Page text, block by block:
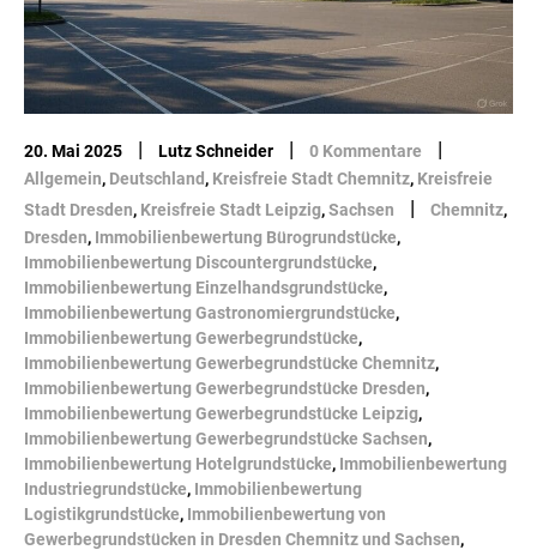
20. Mai 2025 | Lutz Schneider | 0 Kommentare |
Allgemein, Deutschland , Kreisfreie Stadt Chemnitz, Kreisfreie
Stadt Dresden, Kreisfreie Stadt Leipzig,Sachsen | Chemnitz,
Dresden, Immobilienbewertung Bürogrundstücke,
Immobilienbewertung Discountergrundstücke,
Immobilienbewertung Einzelhandsgrundstücke,
Immobilienbewertung Gastronomiergrundstücke,
Immobilienbewertung Gewerbegrundstücke,
Immobilienbewertung Gewerbegrundstücke Chemnitz,
Immobilienbewertung Gewerbegrundstücke Dresden,
Immobilienbewertung Gewerbegrundstücke Leipzig,
Immobilienbewertung Gewerbegrundstücke Sachsen,
Immobilienbewertung Hotelgrundstücke, Immobilienbewertung
Industriegrundstücke, Immobilienbewertung
Logistikgrundstücke, Immobilienbewertung von
Gewerbegrundstücken in Dresden Chemnitz und Sachsen,